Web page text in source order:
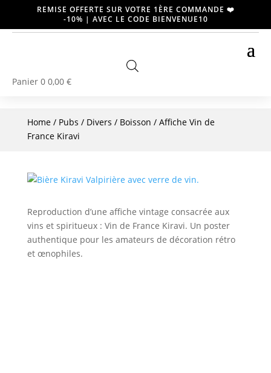
REMISE OFFERTE SUR VOTRE 1ÈRE COMMANDE ❤️
-10% | AVEC LE CODE BIENVENUE10
Panier 0 0,00 €
Home/ Pubs / Divers / Boisson / Affiche Vin de
France Kiravi
Reproduction d’une affiche vintage consacrée aux
vins et spiritueux : Vin de France Kiravi. Un poster
authentique pour les amateurs de décoration rétro
et œnophiles.